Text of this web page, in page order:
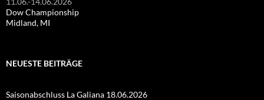
Dow Championship
Midland, MI
NEUESTE BEITRÄGE
Saisonabschluss La Galiana 18.06.2026